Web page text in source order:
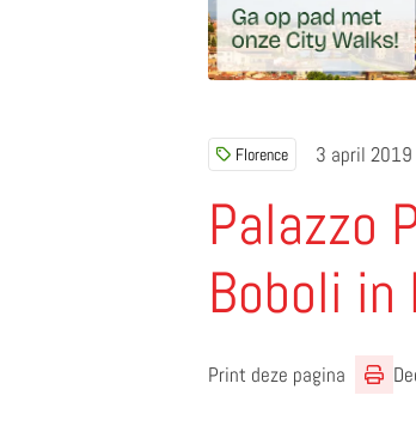
Florence 3 april 2019
Palazzo
Boboli in
Print deze pagina